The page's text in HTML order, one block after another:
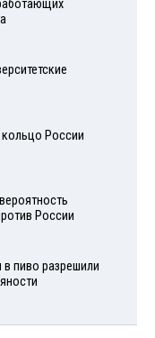
России
России
пиво разрешили